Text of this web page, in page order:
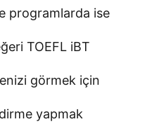
programlarda ise
TOEFL iBT
görmek için
yapmak